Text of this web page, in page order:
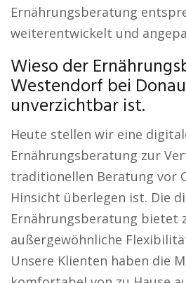
Ernährungsberatung
weiterentwickelt und
Wieso der
Westendorf bei
unverzichtbar ist.
Heute stellen wir eine
Ernährungsberatung zur
traditionellen Beratung vor
Hinsicht überlegen ist. Die
Ernährungsberatung bietet
außergewöhnliche
Unsere Klienten haben die